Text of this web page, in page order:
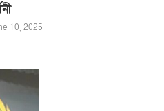
10, 2025